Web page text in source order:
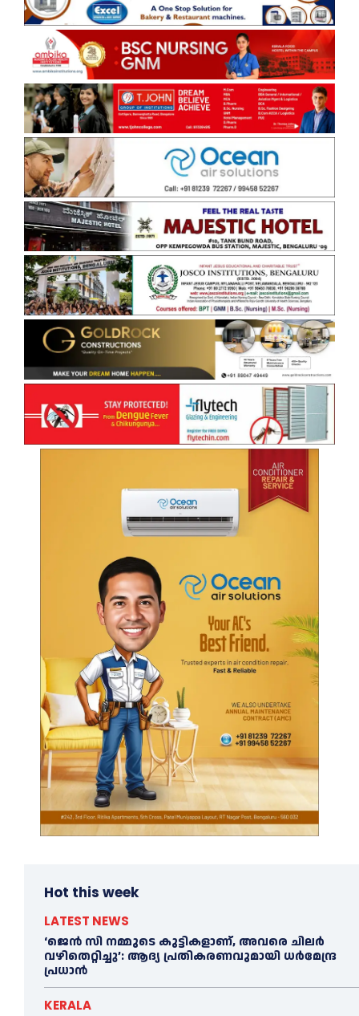
Hot this week
LATEST NEWS
‘ജെൻ സി നമ്മുടെ കുട്ടികളാണ്, അവരെ ചിലര്‍
വഴിതെറ്റിച്ചു’: ആദ്യ പ്രതികരണവുമായി ധര്‍മേന്ദ്ര
പ്രധാൻ
KERALA